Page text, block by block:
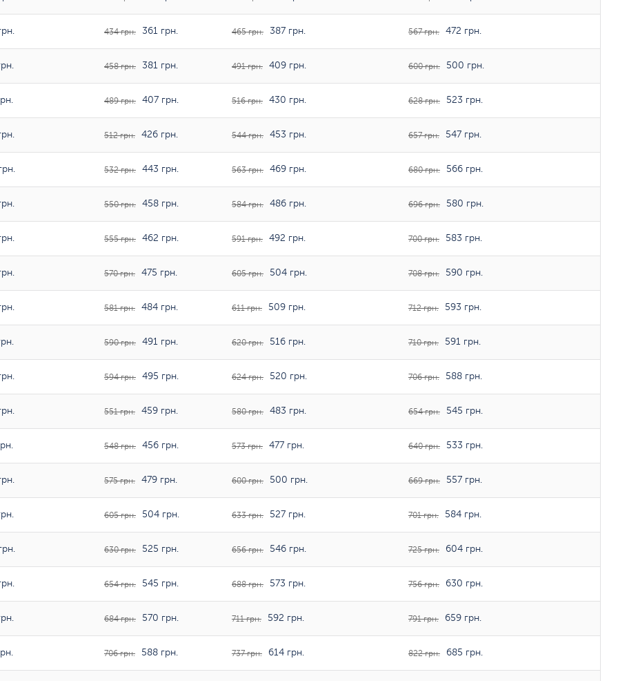
434 грн. 361 грн. 465 грн. 387 грн. 567 грн. 472 грн.
458 грн. 381 грн. 491 грн. 409 грн. 600 грн. 500 грн.
489 грн. 407 грн. 516 грн. 430 грн. 628 грн. 523 грн.
512 грн. 426 грн. 544 грн. 453 грн. 657 грн. 547 грн.
532 грн. 443 грн. 563 грн. 469 грн. 680 грн. 566 грн.
550 грн. 458 грн. 584 грн. 486 грн. 696 грн. 580 грн.
555 грн. 462 грн. 591 грн. 492 грн. 700 грн. 583 грн.
570 грн. 475 грн. 605 грн. 504 грн. 708 грн. 590 грн.
581 грн. 484 грн. 611 грн. 509 грн. 712 грн. 593 грн.
590 грн. 491 грн. 620 грн. 516 грн. 710 грн. 591 грн.
594 грн. 495 грн. 624 грн. 520 грн. 706 грн. 588 грн.
551 грн. 459 грн. 580 грн. 483 грн. 654 грн. 545 грн.
548 грн. 456 грн. 573 грн. 477 грн. 640 грн. 533 грн.
575 грн. 479 грн. 600 грн. 500 грн. 669 грн. 557 грн.
605 грн. 504 грн. 633 грн. 527 грн. 701 грн. 584 грн.
630 грн. 525 грн. 656 грн. 546 грн. 725 грн. 604 грн.
654 грн. 545 грн. 688 грн. 573 грн. 756 грн. 630 грн.
684 грн. 570 грн. 711 грн. 592 грн. 791 грн. 659 грн.
706 грн. 588 грн. 737 грн. 614 грн. 822 грн. 685 грн.